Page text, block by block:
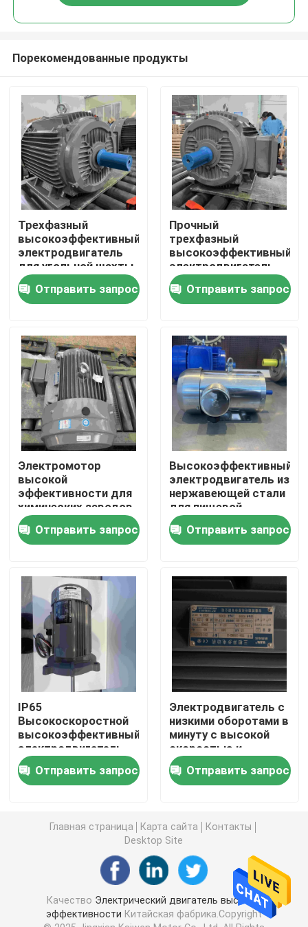
Дома
О Компании
Контакты
Продукция
Видео
Электрический двигатель высокой эффективности
Электрические двигатели одиночной фазы
Трехфазные электрические двигатели
Средний мотор индукции напряжения тока
Высоковольтные моторы индукции
Электрические двигатели DC
Электрический двигатель переменной скорости
Моторы постоянного магнита одновременные
Особенные электрические двигатели
преобразователь частоты
Порекомендованные продукты
Трехфазный
высокоэффективный
электродвигатель
для угольной шахты
Отправить запрос
Прочный
трехфазный
высокоэффективный
электродвигатель
для областей с
пылью с ГОСТом
Отправить запрос
Электромотор
высокой
эффективности для
химических заводов
Отправить запрос
Высокоэффективный
электродвигатель из
нержавеющей стали
для пищевой
обработки с GOST
Отправить запрос
IP65
Высокоскоростной
высокоэффективный
электродвигатель
для машин
Отправить запрос
Электродвигатель с
низкими оборотами в
минуту с высокой
скоростью и
высокой
эффективностью
для
Отправить запрос
Главная страница Карта сайта
Контакты
Desktop Site
Качество Электрический двигатель высокой
эффективности Китайская фабрика.Copyright